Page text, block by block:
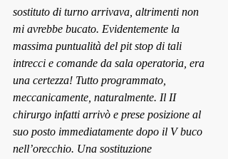
sostituto di turno arrivava, altrimenti non
mi avrebbe bucato. Evidentemente la
massima puntualità del pit stop di tali
intrecci e comande da sala operatoria, era
una certezza! Tutto programmato,
meccanicamente, naturalmente. Il II
chirurgo infatti arrivò e prese posizione al
suo posto immediatamente dopo il V buco
nell’orecchio. Una sostituzione